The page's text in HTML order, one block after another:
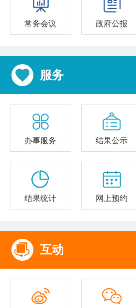
常务会议 政府公报
服务
办事服务 结果公示
结果统计 网上预约
互动